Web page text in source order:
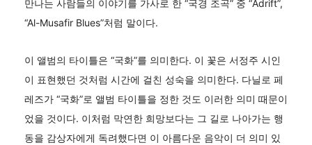
만나는 사람들의 이야기를 가사로 한 “국경 조곡” 중 “Adrift”,
“Al-Musafir Blues”처럼 말이다.
이 앨범의 타이틀은 “국화”를 의미한다. 이 꽃은 서정주 시인
이 표현했던 것처럼 시간에 걸친 성숙을 의미한다. 다닐로 페
레즈가 “국화”로 앨범 타이틀을 정한 것도 이러한 의미 때문이
었을 것이다. 이처럼 막연한 희망보다는 그 길로 나아가는 행
동을 감상자에게 독려했다면 이 아름다운 음악이 더 의미 있